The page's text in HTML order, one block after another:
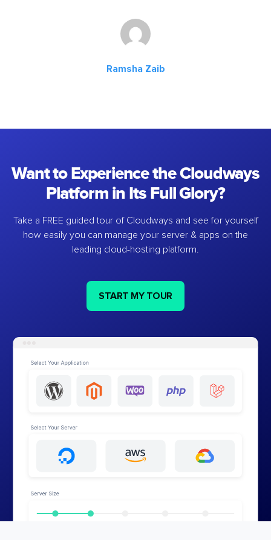
Ramsha Zaib
Want to Experience the Cloudways
Platform in Its Full Glory?
Take a FREE guided tour of Cloudways and see for yourself
how easily you can manage your server & apps on the
leading cloud-hosting platform.
START MY TOUR